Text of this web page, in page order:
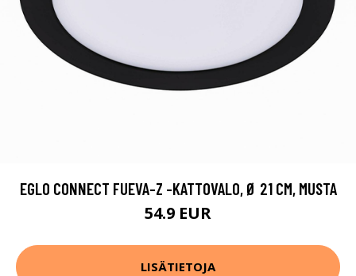
EGLO CONNECT FUEVA-Z -KATTOVALO, Ø 21 CM, MUSTA
54.9 EUR
LISÄTIETOJA